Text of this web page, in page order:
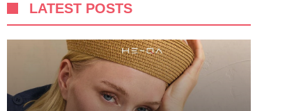
LATEST POSTS